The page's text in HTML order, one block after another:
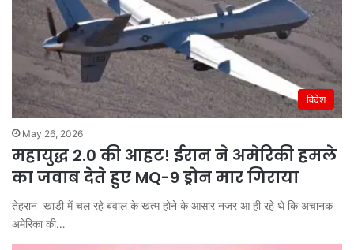
विदेश
May 26, 2026
महायुद्ध 2.0 की आहट! ईरान ने अमेरिकी हमले
का जवाब देते हुए MQ-9 ड्रोन मार गिराया
तेहरान खाड़ी में चल रहे बवाल के खत्म होने के आसार नजर आ ही रहे थे कि अचानक
अमेरिका की…